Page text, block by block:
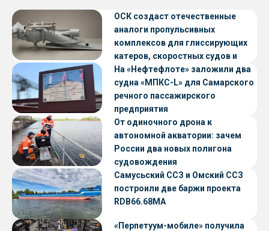
ОСК создаст отечественные
аналоги пропульсивных
комплексов для глиссирующих
катеров, скоростных судов и
судов с малой осадкой
На «Нефтефлоте» заложили два
судна «МПКС-L» для Самарского
речного пассажирского
предприятия
От одиночного дрона к
автономной акватории: зачем
России два новых полигона
судовождения
Самусьский ССЗ и Омский ССЗ
построили две баржи проекта
RDB66.68МА
«Перпетуум-мобиле» получила